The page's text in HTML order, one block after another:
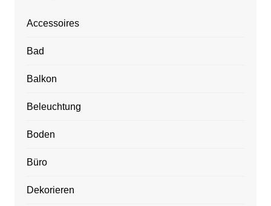
Accessoires
Bad
Balkon
Beleuchtung
Boden
Büro
Dekorieren